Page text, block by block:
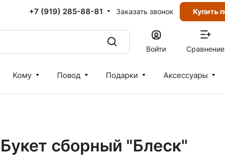
+7 (919) 285-88-81 Заказать звонок Купить
Войти Сравнение
Кому Повод Подарки Аксессуары
Букет сборный "Блеск"